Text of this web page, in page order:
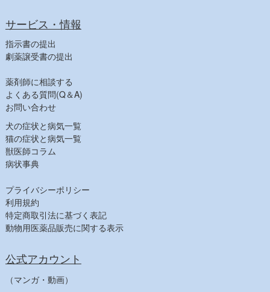
サービス・情報
指示書の提出
劇薬譲受書の提出
薬剤師に相談する
よくある質問(Q＆A)
お問い合わせ
犬の症状と病気一覧
猫の症状と病気一覧
獣医師コラム
病状事典
プライバシーポリシー
利用規約
特定商取引法に基づく表記
動物用医薬品販売に関する表示
公式アカウント
（マンガ・動画）